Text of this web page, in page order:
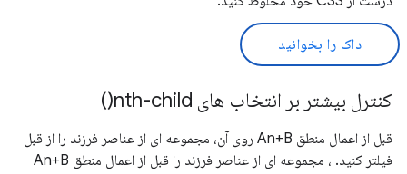
داک را بخوانید
کنترل بیشتر بر انتخاب های nth-child()
قبل از اعمال منطق An+B روی آن، مجموعه ای از عناصر فرزند را از قبل
فیلتر کنید. ، مجموعه ای از عناصر فرزند را قبل از اعمال منطق An+B